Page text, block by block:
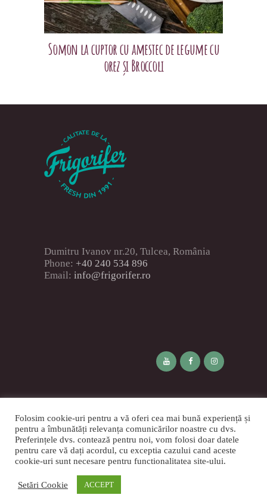
Somon la cuptor cu amestec de legume cu
orez și Broccoli
Dumitru Ivanov nr.20, Tulcea, România
Phone: +40 240 534 896
Email: info@frigorifer.ro
SAGA
drepturile rezervate.
Folosim cookie-uri pentru a vă oferi cea mai bună experiență și
pentru a îmbunătăți relevanța comunicărilor noastre cu dvs.
Preferințele dvs. contează pentru noi, vom folosi doar datele
pentru care vă dați acordul, cu exceptia cazului cand aceste
cookie-uri sunt necesare pentru functionalitatea site-ului.
Setări Cookie ACCEPT